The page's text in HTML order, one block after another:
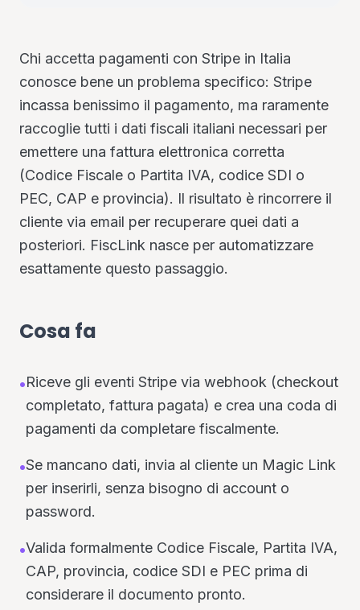
Chi accetta pagamenti con Stripe in Italia
conosce bene un problema specifico: Stripe
incassa benissimo il pagamento, ma raramente
raccoglie tutti i dati fiscali italiani necessari per
emettere una fattura elettronica corretta
(Codice Fiscale o Partita IVA, codice SDI o
PEC, CAP e provincia). Il risultato è rincorrere il
cliente via email per recuperare quei dati a
posteriori. FiscLink nasce per automatizzare
esattamente questo passaggio.
Cosa fa
•Riceve gli eventi Stripe via webhook (checkout
completato, fattura pagata) e crea una coda di
pagamenti da completare fiscalmente.
•Se mancano dati, invia al cliente un Magic Link
per inserirli, senza bisogno di account o
password.
•Valida formalmente Codice Fiscale, Partita IVA,
CAP, provincia, codice SDI e PEC prima di
considerare il documento pronto.